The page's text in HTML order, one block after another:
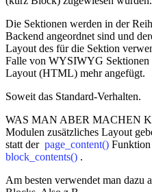
Die Sektionen werden in der
Backend angeordnet sind und
Layout des für die Sektion
Falle von WYSIWYG Sektionen
Layout (HTML) mehr angefügt.
Soweit das Standard-Verhalten.
WAS MAN ABER MACHEN
Modulen zusätzliches Layout
statt der page_content()
block_contents() .
Am besten verwendet man dazu